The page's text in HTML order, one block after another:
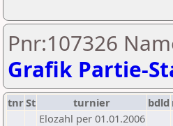
Pnr:107326
Grafik Partie-
tnrSt turnier bdld
Elozahl per 01.01.2006